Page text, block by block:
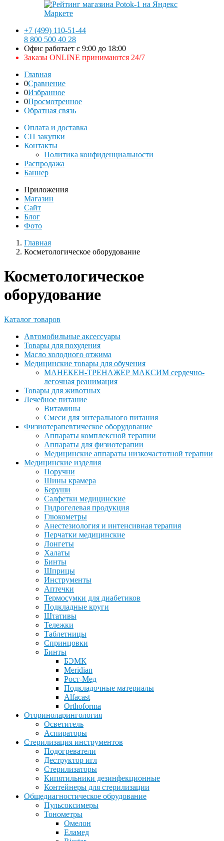
+7 (499) 110-51-44
8 800 500 40 28
Офис работает с 9:00 до 18:00
Заказы ONLINE принимаются 24/7
Главная
0Сравнение
0Избранное
0Просмотренное
Обратная связь
Оплата и доставка
СП закупки
Контакты
Политика конфиденциальности
Распродажа
Баннер
Приложения
Магазин
Сайт
Блог
Фото
Главная
Косметологическое оборудование
Косметологическое
оборудование
Каталог товаров
Автомобильные аксессуары
Товары для похудения
Масло холодного отжима
Медицинские товары для обучения
МАНЕКЕН-ТРЕНАЖЕР МАКСИМ сердечно-
легочная реанимация
Товары для животных
Лечебное питание
Витамины
Смеси для энтерального питания
Физиотерапевтическое оборудование
Аппараты комплексной терапии
Аппараты для физиотерапии
Медицинские аппараты низкочастотной терапии
Медицинские изделия
Поручни
Шины крамера
Беруши
Салфетки медицинские
Гидрогелевая продукция
Глюкометры
Анестезиология и интенсивная терапия
Перчатки медицинские
Лонгеты
Халаты
Бинты
Шприцы
Инструменты
Аптечки
Термосумки для диабетиков
Подкладные круги
Штативы
Тележки
Таблетницы
Спринцовки
Бинты
БЭМК
Meridian
Рост-Мед
Подкладочные материалы
Alfacast
Orthoforma
Оториноларингология
Осветитель
Аспираторы
Стерилизация инструментов
Подогреватели
Деструктор игл
Стерилизаторы
Кипятильники дезинфекционные
Контейнеры для стерилизации
Общедиагностическое обрудование
Пульсоксимеры
Тонометры
Омелон
Еламед